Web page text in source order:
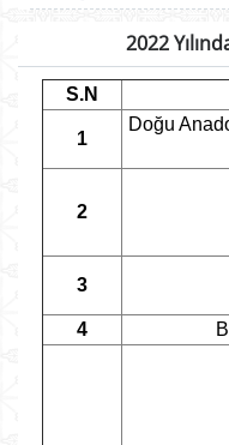
2022
S.N
1
Doğu
2
3
4